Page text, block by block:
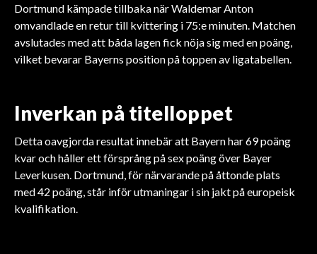
Dortmund kämpade tillbaka när Waldemar Anton
omvandlade en retur till kvittering i 75:e minuten. Matchen
avslutades med att båda lagen fick nöja sig med en poäng,
vilket bevarar Bayerns position på toppen av ligatabellen.
Inverkan på titelloppet
Detta oavgjorda resultat innebär att Bayern har 69 poäng
kvar och håller ett försprång på sex poäng över Bayer
Leverkusen. Dortmund, för närvarande på åttonde plats
med 42 poäng, står inför utmaningar i sin jakt på europeisk
kvalifikation.